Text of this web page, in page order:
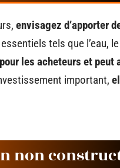
envisagez d’apporter
tels que l’eau,
les acheteurs et peut
important,
non